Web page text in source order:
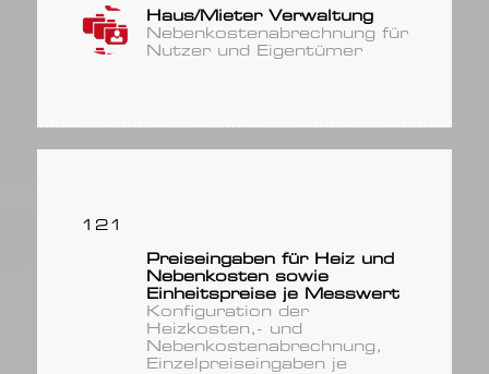
Haus/Mieter Verwaltung
Nebenkostenabrechnung für
Nutzer und Eigentümer
121
Preiseingaben für Heiz und
Nebenkosten sowie
Einheitspreise je Messwert
Konfiguration der
Heizkosten,- und
Nebenkostenabrechnung,
Einzelpreiseingaben je